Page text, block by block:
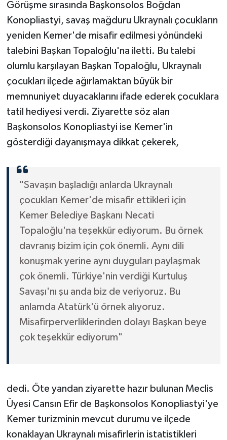
Görüşme sırasında Başkonsolos Boğdan
Konopliastyi, savaş mağduru Ukraynalı çocukların
yeniden Kemer'de misafir edilmesi yönündeki
talebini Başkan Topaloğlu'na iletti. Bu talebi
olumlu karşılayan Başkan Topaloğlu, Ukraynalı
çocukları ilçede ağırlamaktan büyük bir
memnuniyet duyacaklarını ifade ederek çocuklara
tatil hediyesi verdi. Ziyarette söz alan
Başkonsolos Konopliastyi ise Kemer'in
gösterdiği dayanışmaya dikkat çekerek,
"Savaşın başladığı anlarda Ukraynalı
çocukları Kemer'de misafir ettikleri için
Kemer Belediye Başkanı Necati
Topaloğlu'na teşekkür ediyorum. Bu örnek
davranış bizim için çok önemli. Aynı dili
konuşmak yerine aynı duyguları paylaşmak
çok önemli. Türkiye'nin verdiği Kurtuluş
Savaşı'nı şu anda biz de veriyoruz. Bu
anlamda Atatürk'ü örnek alıyoruz.
Misafirperverliklerinden dolayı Başkan beye
çok teşekkür ediyorum"
dedi. Öte yandan ziyarette hazır bulunan Meclis
Üyesi Cansın Efir de Başkonsolos Konopliastyi'ye
Kemer turizminin mevcut durumu ve ilçede
konaklayan Ukraynalı misafirlerin istatistikleri